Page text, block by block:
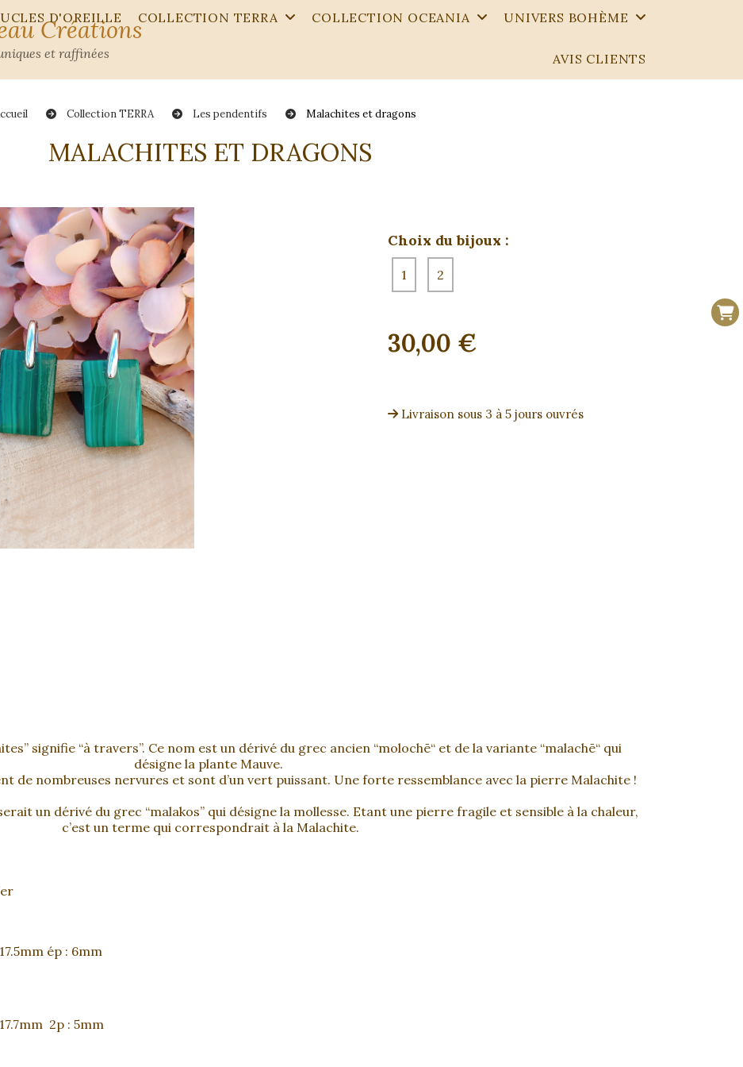
Créations
et raffinées
D'OREILLE COLLECTION TERRA COLLECTION OCEANIA UNIVERS BOHÈME
AVIS CLIENTS
Collection TERRA Les pendentifs Malachites et dragons
MALACHITES ET DRAGONS
Choix du bijoux :
1 2
30,00 €
Livraison sous 3 à 5 jours ouvrés
signifie “à travers”. Ce nom est un dérivé du grec ancien “molochē“ et de la variante “malachē“ qui
désigne la plante Mauve.
de nombreuses nervures et sont d’un vert puissant. Une forte ressemblance avec la pierre Malachite !
un dérivé du grec “malakos” qui désigne la mollesse. Etant une pierre fragile et sensible à la chaleur,
c’est un terme qui correspondrait à la Malachite.
ép : 6mm
2p : 5mm